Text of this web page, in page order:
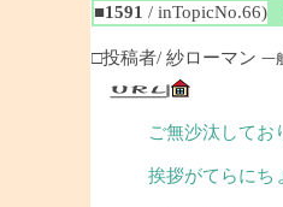
■1591 / inTopicNo.66)
□投稿者/ 紗ローマン 一
ご無沙汰してお
挨拶がてらにち